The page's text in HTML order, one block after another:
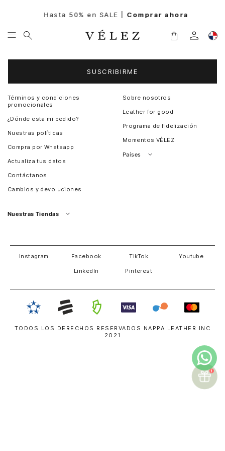
Hasta 50% en SALE | Comprar ahora
Entérate de todas las novedades
SUSCRIBIRME
Términos y condiciones
promocionales
¿Dónde esta mi pedido?
Nuestras políticas
Compra por Whatsapp
Actualiza tus datos
Contáctanos
Cambios y devoluciones
Sobre nosotros
Leather for good
Programa de fidelización
Momentos VÉLEZ
Países
Costa Rica
Nuestras Tiendas
Instagram
Facebook TikTok Youtube
LinkedIn Pinterest
TODOS LOS DERECHOS RESERVADOS NAPPA LEATHER INC
2021